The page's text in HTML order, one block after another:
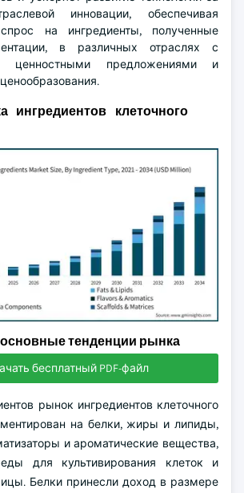
инновации, обеспечивая
на ингредиенты, полученные
в различных отраслях с
ценностными предложениями и
ингредиентов клеточного
тенденции рынка
бесплатный PDF-файл
рынок ингредиентов клеточного
на белки, жиры и липиды,
и ароматические вещества,
для культивирования клеток и
Белки принесли доход в размере